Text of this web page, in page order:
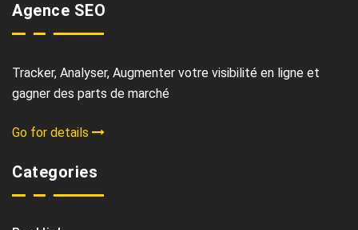
Agence SEO
Tracker, Analyser, Augmenter votre visibilité en ligne et
gagner des parts de marché
Go for details
Categories